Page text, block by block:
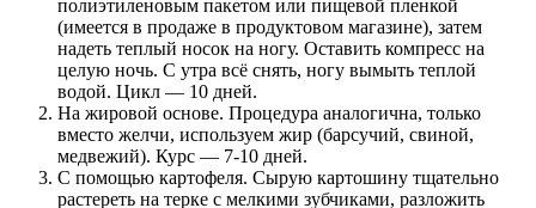
полиэтиленовым пакетом или пищевой пленкой
(имеется в продаже в продуктовом магазине), затем
надеть теплый носок на ногу. Оставить компресс на
целую ночь. С утра всё снять, ногу вымыть теплой
водой. Цикл — 10 дней.
На жировой основе. Процедура аналогична, только
вместо желчи, используем жир (барсучий, свиной,
медвежий). Курс — 7-10 дней.
С помощью картофеля. Сырую картошину тщательно
растереть на терке с мелкими зубчиками, разложить